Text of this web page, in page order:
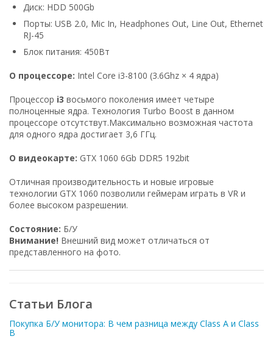
Диск: HDD 500Gb
Порты: USB 2.0, Mic In, Headphones Out, Line Out, Ethernet
RJ-45
Блок питания: 450Вт
О процессоре: Intel Core i3-8100 (3.6Ghz × 4 ядра)
Процессор i3 восьмого поколения имеет четыре
полноценные ядра. Технология Turbo Boost в данном
процессоре отсутствут.Максимально возможная частота
для одного ядра достигает 3,6 ГГц.
О видеокарте: GTX 1060 6Gb DDR5 192bit
Отличная производительность и новые игровые
технологии GTX 1060 позволили геймерам играть в VR и
более высоком разрешении.
Состояние: Б/У
Внимание! Внешний вид может отличаться от
представленного на фото.
Статьи Блога
Покупка Б/У монитора: В чем разница между Class A и Class
B